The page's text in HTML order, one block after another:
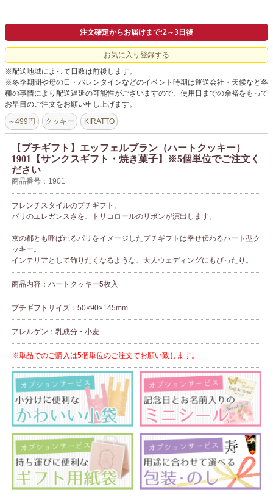
ドメイン指定受信について
無料サンプル・資料請求
お問合せ
注文確定からお届けまで:2～3日後
お気に入り登録する
※配送地域によって日数は前後します。
※冬季期間や母の日・バレンタインなどのイベント時期は運送会社・天候など各
種の事情により配送遅延の可能性がございますので、使用日までの余裕をもって
お早目のご注文をお願い申し上げます。
～499円 クッキー KIRATTO
【プチギフト】エッフェルブラン（ハートクッキー）
1901【サンクスギフト・焼き菓子】※5個単位でご注文く
ださい
商品番号：1901
フレンチスタイルのプチギフト。
パリのエレガンスさを、トリコロールのリボンが演出します。
京の都とも呼ばれるパリをイメージしたプチギフトは幸せ伝わるハート型ク
ッキー。
インテリアとして飾りたくなるような、大人ウェディングにもぴったり。
商品内容：ハートクッキー5枚入
プチギフトサイズ：50×90×145mm
アレルゲン：乳成分・小麦
※単品でのご購入は5個単位のご注文でお願い致します。